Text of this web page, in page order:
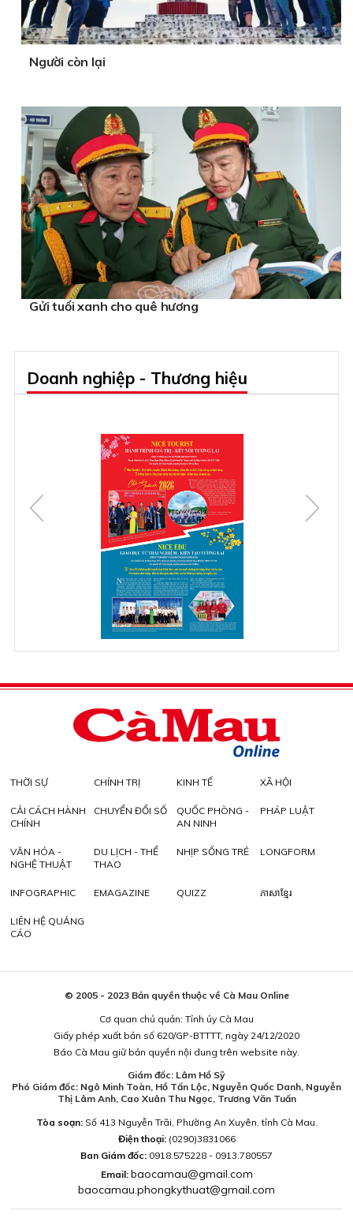
Người còn lại
Gửi tuổi xanh cho quê hương
Doanh nghiệp - Thương hiệu
THỜI SỰ CHÍNH TRỊ KINH TẾ XÃ HỘI
CẢI CÁCH HÀNH
CHÍNH
CHUYỂN ĐỔI SỐ
QUỐC PHÒNG -
AN NINH
PHÁP LUẬT
VĂN HÓA -
NGHỆ THUẬT
DU LỊCH - THỂ
THAO
NHỊP SỐNG TRẺ LONGFORM
INFOGRAPHIC EMAGAZINE QUIZZ ភាសាខ្មែរ
LIÊN HỆ QUẢNG
CÁO
© 2005 - 2023 Bản quyền thuộc về Cà Mau Online
Cơ quan chủ quản: Tỉnh ủy Cà Mau
Giấy phép xuất bản số 620/GP-BTTTT, ngày 24/12/2020
Báo Cà Mau giữ bản quyền nội dung trên website này.
Giám đốc: Lâm Hồ Sỹ
Phó Giám đốc: Ngô Minh Toàn, Hồ Tấn Lộc, Nguyễn Quốc Danh, Nguyễn
Thị Lâm Anh, Cao Xuân Thu Ngọc, Trương Văn Tuấn
Tòa soạn:Số 413 Nguyễn Trãi, Phường An Xuyên, tỉnh Cà Mau.
Điện thoại: (0290)3831066
Ban Giám đốc: 0918.575228 - 0913.780557
Email: baocamau@gmail.com
baocamau.phongkythuat@gmail.com